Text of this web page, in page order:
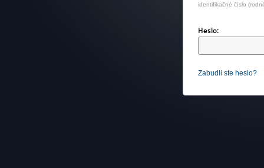
identifikačné číslo
Heslo:
Zabudli ste heslo?